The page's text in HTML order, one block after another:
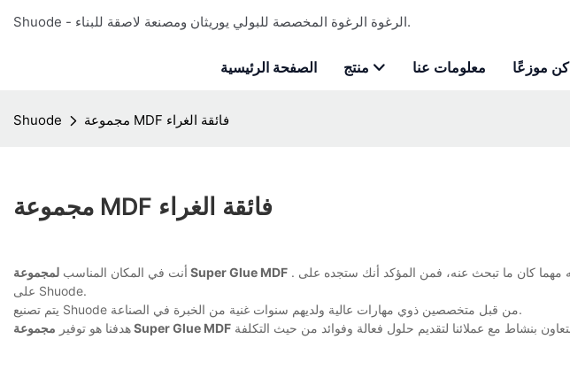
Shuode - الرغوة الرغوة المخصصة للبولي يوريثان ومصنعة لاصقة للبناء.
الصفحة الرئيسية منتج معلومات عنا كن موزعًا
Shuode مجموعة MDF فائقة الغراء
مجموعة MDF فائقة الغراء
أنت في المكان المناسب لمجموعة Super Glue MDF . الآن أنت تعرف بالفعل أنه مهما كان ما تبحث عنه، فمن المؤكد أنك ستجده على Shuode. نحن نضمن أنه موجود هنا
على Shuode.
يتم تصنيع Shuode من قبل متخصصين ذوي مهارات عالية ولديهم سنوات غنية من الخبرة في الصناعة.
هدفنا هو توفيرمجموعة Super Glue MDF